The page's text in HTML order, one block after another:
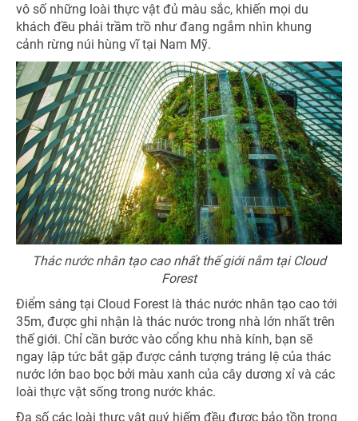
vô số những loài thực vật đủ màu sắc, khiến mọi du
khách đều phải trầm trồ như đang ngắm nhìn khung
cảnh rừng núi hùng vĩ tại Nam Mỹ.
Thác nước nhân tạo cao nhất thế giới nằm tại Cloud
Forest
Điểm sáng tại Cloud Forest là thác nước nhân tạo cao tới
35m, được ghi nhận là thác nước trong nhà lớn nhất trên
thế giới. Chỉ cần bước vào cổng khu nhà kính, bạn sẽ
ngay lập tức bắt gặp được cảnh tượng tráng lệ của thác
nước lớn bao bọc bởi màu xanh của cây dương xỉ và các
loài thực vật sống trong nước khác.
Đa số các loài thực vật quý hiếm đều được bảo tồn trong